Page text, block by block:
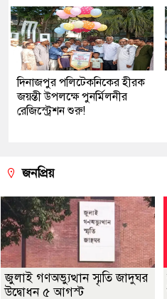
দিনাজপুর পলিটেকনিকের হীরক
জয়ন্তী উপলক্ষে পুনর্মিলনীর
রেজিস্ট্রেশন শুরু!
জনপ্রিয়
জুলাই গণঅভ্যুত্থান স্মৃতি জাদুঘর
উদ্বোধন ৫ আগস্ট